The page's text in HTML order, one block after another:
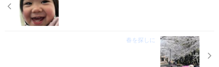
春を探しに